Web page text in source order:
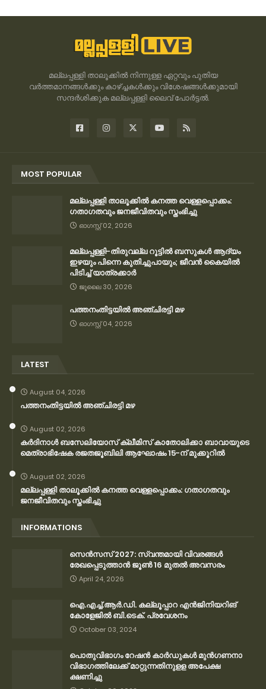
മല്ലപ്പള്ളി താലൂക്കിൽ നിന്നുള്ള ഏറ്റവും പുതിയ
വർത്തമാനങ്ങൾക്കും കാഴ്ച്ചകൾക്കും വിശേഷങ്ങൾക്കുമായി
സന്ദർശിക്കുക മല്ലപ്പള്ളി ലൈവ് പോർട്ടൽ.
MOST POPULAR
മല്ലപ്പള്ളി താലൂക്കിൽ കനത്ത വെള്ളപ്പൊക്കം:
ഗതാഗതവും ജനജീവിതവും സ്തംഭിച്ചു
ഓഗസ്റ്റ് 02, 2026
മല്ലപ്പള്ളി-തിരുവല്ല റൂട്ടിൽ ബസുകൾ ആദ്യം
ഇഴയും പിന്നെ കുതിച്ചുപായും; ജീവൻ കൈയിൽ
പിടിച്ച് യാത്രക്കാർ
ജൂലൈ 30, 2026
പത്തനംതിട്ടയിൽ അഞ്ചിരട്ടി മഴ
ഓഗസ്റ്റ് 04, 2026
LATEST
August 04, 2026
പത്തനംതിട്ടയിൽ അഞ്ചിരട്ടി മഴ
August 02, 2026
കര്‍ദിനാള്‍ ബസേലിയോസ് ക്ലീമിസ് കാതോലിക്കാ ബാവായുടെ
മെത്രാഭിഷേക രജതജൂബിലി ആഘോഷം 15-ന് മുക്കൂറില്‍
August 02, 2026
മല്ലപ്പള്ളി താലൂക്കിൽ കനത്ത വെള്ളപ്പൊക്കം: ഗതാഗതവും
ജനജീവിതവും സ്തംഭിച്ചു
INFORMATIONS
സെന്‍സസ് 2027: സ്വന്തമായി വിവരങ്ങള്‍
രേഖപ്പെടുത്താന്‍ ജൂണ്‍ 16 മുതല്‍ അവസരം
April 24, 2026
ഐ.എച്ച്.ആർ.ഡി. കല്ലൂപ്പാറ എൻജിനിയറിങ്
കോളേജിൽ ബി.ടെക്. പ്രവേശനം
October 03, 2024
പൊതുവിഭാഗം റേഷന്‍ കാര്‍ഡുകള്‍ മുന്‍ഗണനാ
വിഭാഗത്തിലേക്ക് മാറ്റുന്നതിനുളള അപേക്ഷ
ക്ഷണിച്ചു